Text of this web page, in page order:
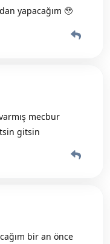
yapacağım 🥹
mecbur
gitsin
bir an önce